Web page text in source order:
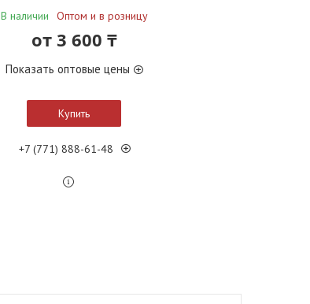
В наличии Оптом и в розницу
от 3 600 ₸
Показать оптовые цены
Купить
+7 (771) 888-61-48